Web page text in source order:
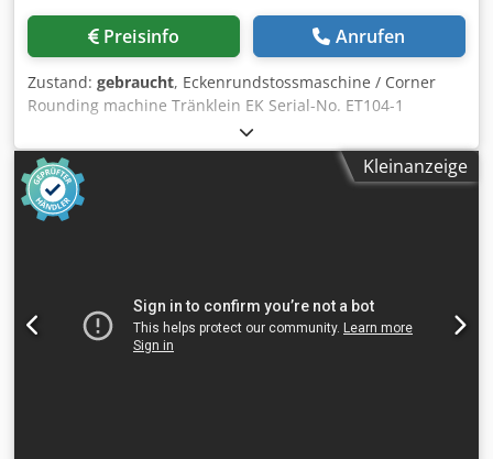
Preisinfo Anrufen
Zustand: gebraucht, Eckenrundstossmaschine / Corner
Rounding machine Tränklein EK Serial-No. ET104-1
Cedpoxlu E Ajfx Ap Asha Online-Video-Inspection by
WhatsApp - MS Zoom - Telegram On Stock
Emskirchen/Nürnberg - Available Immediately - Can be
test
Kleinanzeige